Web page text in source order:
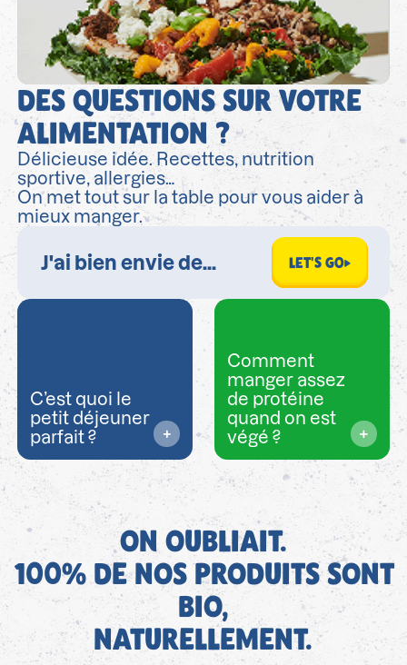
DES QUESTIONS SUR VOTRE
ALIMENTATION ?
Délicieuse idée. Recettes, nutrition
sportive, allergies…
On met tout sur la table pour vous aider à
mieux manger.
LET'S GO
C’est quoi le
petit déjeuner
parfait ?
Comment
manger assez
de protéine
quand on est
végé ?
ON OUBLIAIT.
100% DE NOS PRODUITS SONT
BIO,
NATURELLEMENT.